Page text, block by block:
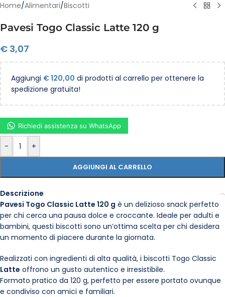
Home/Alimentari/Biscotti
Pavesi Togo Classic Latte 120 g
€ 3,07
Aggiungi €120,00 di prodotti al carrello per ottenere la
spedizione gratuita!
- +
AGGIUNGI AL CARRELLO
Richiedi assistenza su WhatsApp
Descrizione
Pavesi Togo Classic Latte 120 g è un delizioso snack perfetto
per chi cerca una pausa dolce e croccante. Ideale per adulti e
bambini, questi biscotti sono un’ottima scelta per chi desidera
un momento di piacere durante la giornata.
Realizzati con ingredienti di alta qualità, i biscotti Togo Classic
Latte offrono un gusto autentico e irresistibile.
Formato pratico da 120 g, perfetto per essere portato ovunque
e condiviso con amici e familiari.